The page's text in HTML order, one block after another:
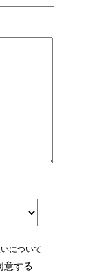
について
意する